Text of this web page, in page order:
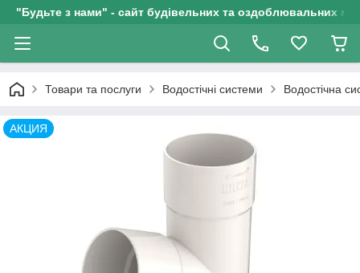
"Будьте з нами" - сайт будівельних та оздоблювальних
Товари та послуги Водостічні системи Водостічна
АКЦИЯ